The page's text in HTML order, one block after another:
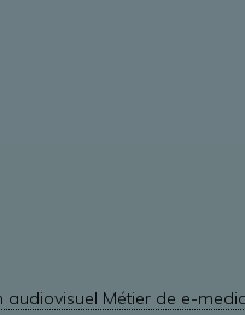
audiovisuel Métier de e-